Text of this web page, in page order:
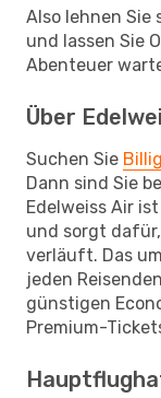
Also lehnen Sie
und lassen Sie
Abenteuer
Über
Suchen Sie
Dann sind Sie
Edelweiss Air
und sorgt
verläuft. Das
jeden
günstigen
Premium-